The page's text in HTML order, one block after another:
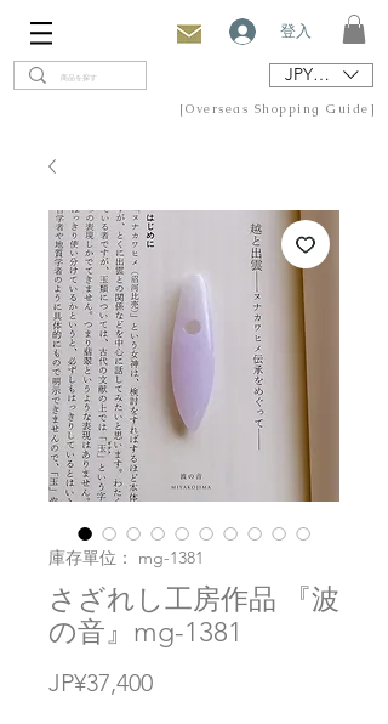
登入
JPY (¥)
[Overseas Shopping Guide]
庫存單位： mg-1381
さざれし工房作品 『波
の音』mg-1381
JP¥37,400價